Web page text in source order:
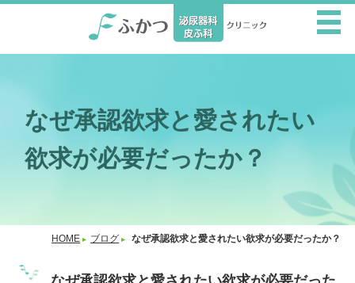
なぜ承認欲求と愛されたい
欲求が必要だったか？
HOME ブログ なぜ承認欲求と愛されたい欲求が必要だったか？